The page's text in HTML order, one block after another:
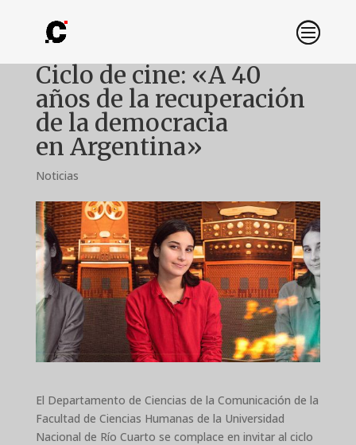
Ciclo de cine: «A 40
años de la recuperación
de la democracia
en Argentina»
Noticias
El Departamento de Ciencias de la Comunicación de la
Facultad de Ciencias Humanas de la Universidad
Nacional de Río Cuarto se complace en invitar al ciclo